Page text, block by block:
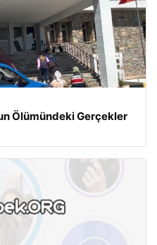
Ölümündeki Gerçekler